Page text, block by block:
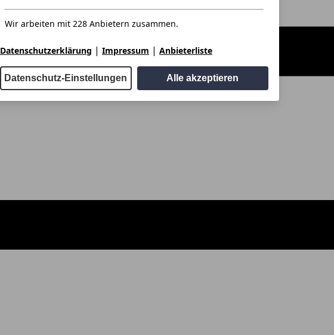
Wir arbeiten mit 228 Anbietern zusammen.
Datenschutzerklärung | Impressum | Anbieterliste
Datenschutz-Einstellungen Alle akzeptieren